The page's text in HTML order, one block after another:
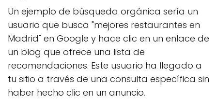
Un ejemplo de búsqueda orgánica sería un
usuario que busca "mejores restaurantes en
Madrid" en Google y hace clic en un enlace de
un blog que ofrece una lista de
recomendaciones. Este usuario ha llegado a
tu sitio a través de una consulta específica sin
haber hecho clic en un anuncio.